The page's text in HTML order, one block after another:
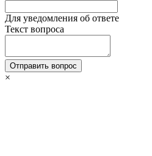
Для уведомления об ответе
Текст вопроса
Отправить вопрос
×